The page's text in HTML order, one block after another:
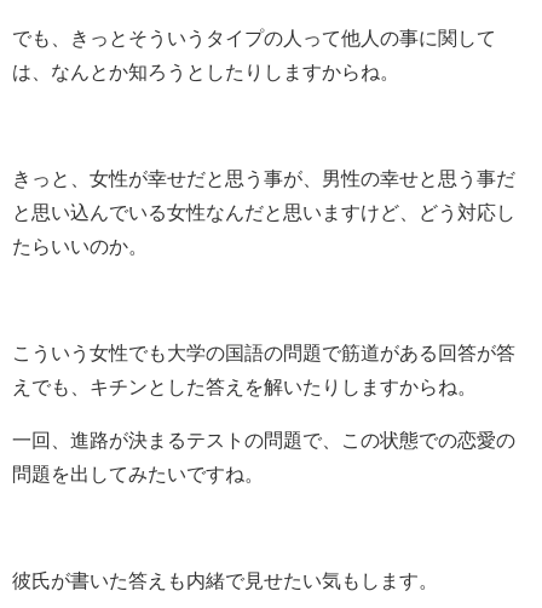
でも、きっとそういうタイプの人って他人の事に関して
は、なんとか知ろうとしたりしますからね。
きっと、女性が幸せだと思う事が、男性の幸せと思う事だ
と思い込んでいる女性なんだと思いますけど、どう対応し
たらいいのか。
こういう女性でも大学の国語の問題で筋道がある回答が答
えでも、キチンとした答えを解いたりしますからね。
一回、進路が決まるテストの問題で、この状態での恋愛の
問題を出してみたいですね。
彼氏が書いた答えも内緒で見せたい気もします。